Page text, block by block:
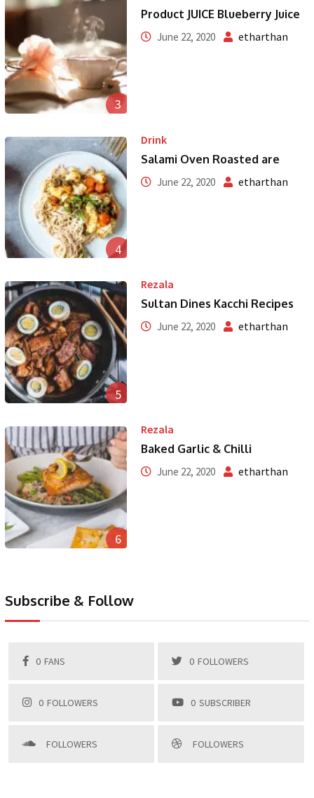
3
Product JUICE Blueberry Juice
June 22, 2020 etharthan
4
Drink
Salami Oven Roasted are
June 22, 2020 etharthan
5
Rezala
Sultan Dines Kacchi Recipes
June 22, 2020 etharthan
6
Rezala
Baked Garlic & Chilli
June 22, 2020 etharthan
Subscribe & Follow
0 FANS 0 FOLLOWERS
0 FOLLOWERS 0 SUBSCRIBER
FOLLOWERS FOLLOWERS